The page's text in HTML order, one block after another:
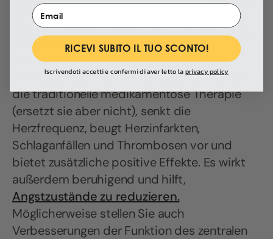
werden sollte, nicht über 120 mmHg.
Dieses Produkt integriert sich nahtlos in die
Rezeptoren des körpereigenen
Endocannabinoid-Systems.
Die tägliche Einnahme von CBD-Öl ergänzt
die traditionelle medikamentöse Therapie
(ersetzt sie aber nicht), senkt die
Herzfrequenz, beugt Herzinfarkten,
Schlaganfällen und Thrombosen vor und
bietet zusätzliche positive Effekte. Es wirkt
außerdem beruhigend und hilft,
Angstzustände zu reduzieren.
Möglicherweise stellen Sie auch
Verbesserungen der Funktion des zentralen
Email
RICEVI SUBITO IL TUO SCONTO!
Iscrivendoti accetti e confermi di aver letto laprivacy policy